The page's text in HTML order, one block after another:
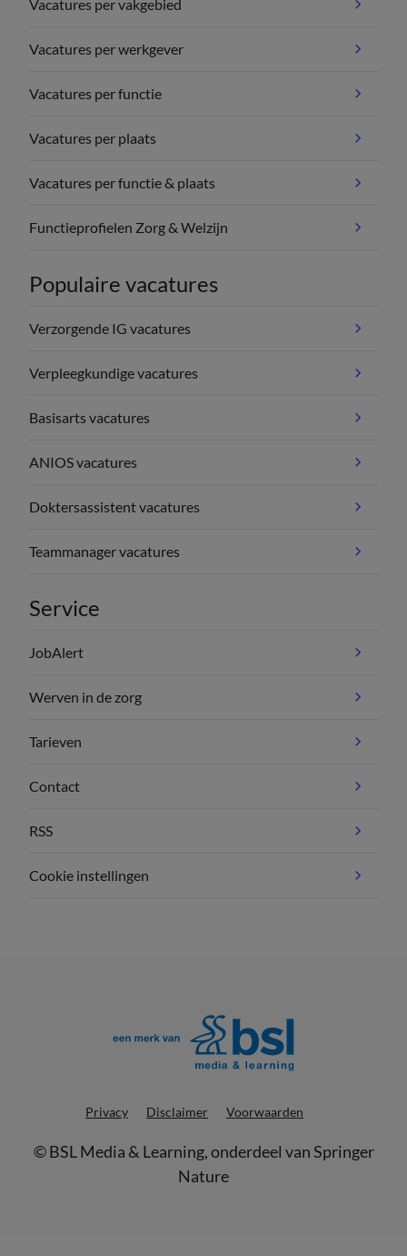
Vacatures per vakgebied
Vacatures per werkgever
Vacatures per functie
Vacatures per plaats
Vacatures per functie & plaats
Functieprofielen Zorg & Welzijn
Populaire vacatures
Verzorgende IG vacatures
Verpleegkundige vacatures
Basisarts vacatures
ANIOS vacatures
Doktersassistent vacatures
Teammanager vacatures
Service
JobAlert
Werven in de zorg
Tarieven
Contact
RSS
Cookie instellingen
Privacy Disclaimer Voorwaarden
©BSL Media & Learning, onderdeel vanSpringer
Nature